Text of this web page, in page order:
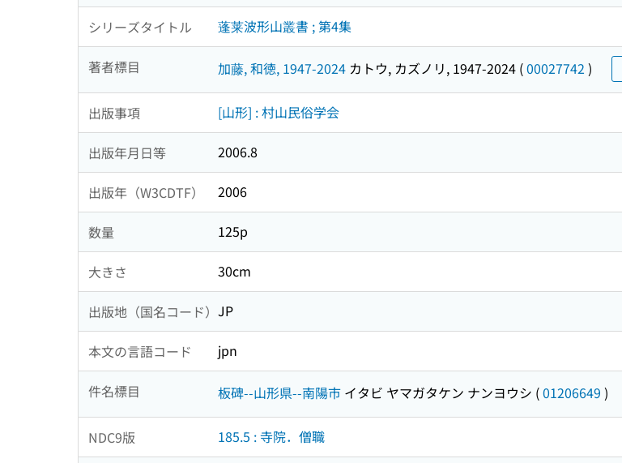
シリーズタイトル 蓬莱波形山叢書 ; 第4集
著者標目 加藤, 和徳, 1947-2024 カトウ, カズノリ, 1947-2024 (00027742 )
出版事項 [山形] : 村山民俗学会
出版年月日等 2006.8
出版年（W3CDTF） 2006
数量 125p
大きさ 30cm
出版地（国名コード） JP
本文の言語コード jpn
件名標目 板碑--山形県--南陽市 イタビ ヤマガタケン ナンヨウシ (01206649 )
NDC9版 185.5 : 寺院．僧職